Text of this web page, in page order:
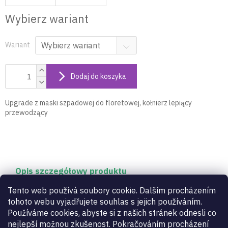
Tento web používá soubory cookie. Dalším procházením
tohoto webu vyjadřujete souhlas s jejich používáním.
Používáme cookies, abyste si z našich stránek odnesli co
nejlepší možnou zkušenost. Pokračováním procházení
Wybierz wariant
Wariant
Dodaj do koszyka
Upgrade z maski szpadowej do floretowej, kołnierz lepiący
przewodzący
Opis szczegółowy produktu
Upgrade z maski szpadowej do floretowej, kołnierz
lepiący przewodzący